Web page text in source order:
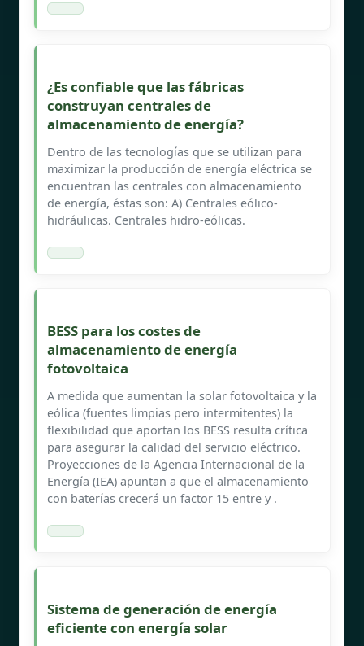
¿Es confiable que las fábricas
construyan centrales de
almacenamiento de energía?
Dentro de las tecnologías que se utilizan para
maximizar la producción de energía eléctrica se
encuentran las centrales con almacenamiento
de energía, éstas son: A) Centrales eólico-
hidráulicas. Centrales hidro-eólicas.
BESS para los costes de
almacenamiento de energía
fotovoltaica
A medida que aumentan la solar fotovoltaica y la
eólica (fuentes limpias pero intermitentes) la
flexibilidad que aportan los BESS resulta crítica
para asegurar la calidad del servicio eléctrico.
Proyecciones de la Agencia Internacional de la
Energía (IEA) apuntan a que el almacenamiento
con baterías crecerá un factor 15 entre y .
Sistema de generación de energía
eficiente con energía solar